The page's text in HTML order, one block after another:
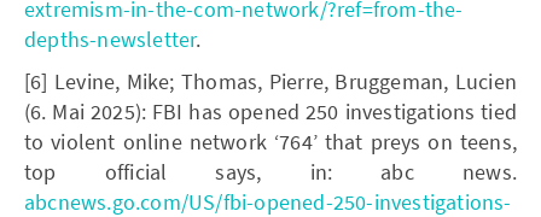
extremism-in-the-com-network/?ref=from-the-
depths-newsletter.
[6] Levine, Mike; Thomas, Pierre, Bruggeman, Lucien
(6. Mai 2025): FBI has opened 250 investigations tied
to violent online network ‘764’ that preys on teens,
top official says, in: abc news.
abcnews.go.com/US/fbi-opened-250-investigations-